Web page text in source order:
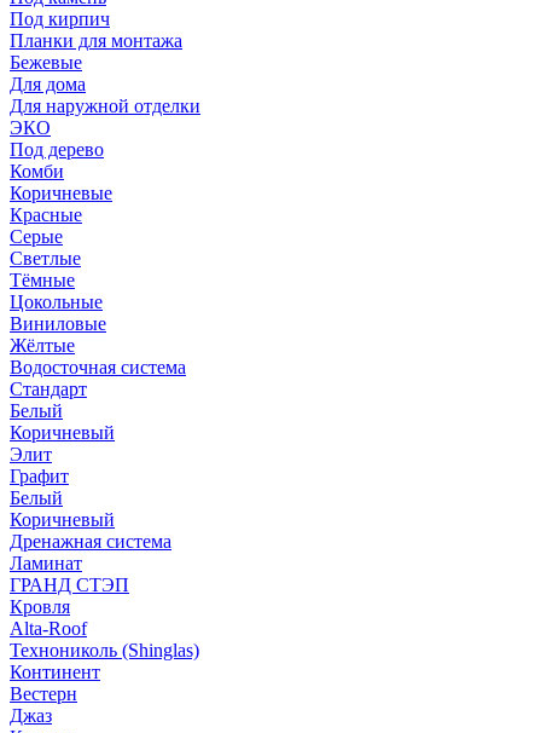
Под кирпич
Планки для монтажа
Бежевые
Для дома
Для наружной отделки
ЭКO
Под дерево
Комби
Коричневые
Красные
Серые
Светлые
Тёмные
Цокольные
Виниловые
Жёлтые
Водосточная система
Стандарт
Белый
Коричневый
Элит
Графит
Белый
Коричневый
Дренажная система
Ламинат
ГРАНД СТЭП
Кровля
Alta-Roof
Технониколь (Shinglas)
Континент
Вестерн
Джаз